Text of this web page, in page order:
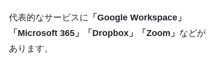
代表的なサービスに 「Google Workspace」
「Microsoft 365」「Dropbox」「Zoom」 などが
あります。